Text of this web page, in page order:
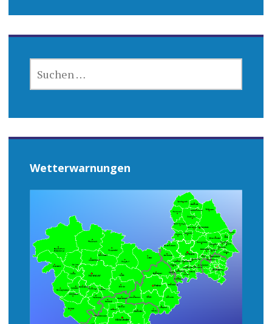
NACH:
Wetterwarnungen